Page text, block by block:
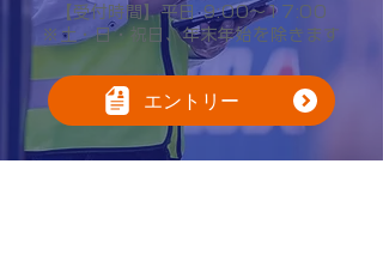
【受付時間】平日 9:00～17:00
※土・日・祝日、年末年始を除きます
エントリー